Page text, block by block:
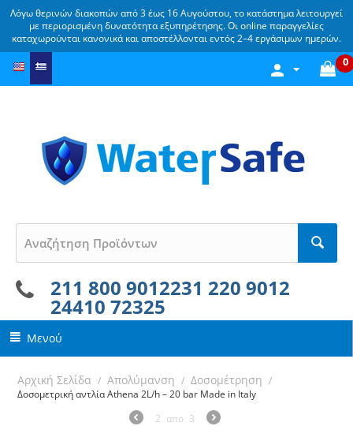
Λόγω θερινών διακοπών από 3 έως 16 Αυγούστου, το κατάστημα λειτουργεί
με περιορισμένη δυνατότητα εξυπηρέτησης. Οι online παραγγελίες
καταχωρούνται κανονικά και αποστέλλονται εντός 2–4 εργάσιμων ημερών.
0
211 800 9012231 220 9012
24410 72325
Μενού
Αρχική Σελίδα / Απολύμανση / Δοσομέτρηση /
Δοσομετρική αντλία Athena 2L/h – 20 bar Made in Italy
2 απο 3